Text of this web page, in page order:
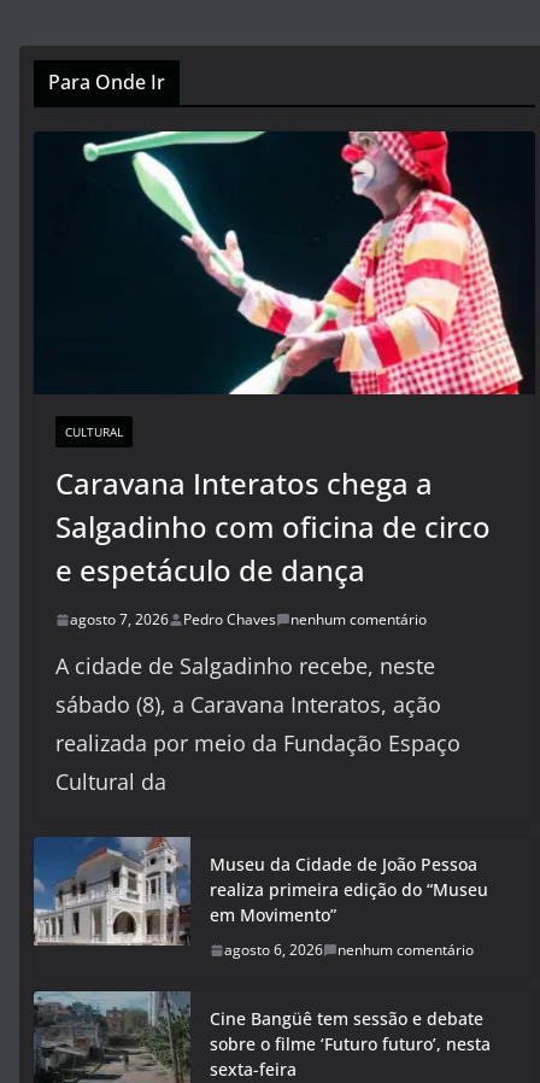
Para Onde Ir
CULTURAL
Caravana Interatos chega a
Salgadinho com oficina de circo
e espetáculo de dança
agosto 7, 2026 Pedro Chaves nenhum comentário
A cidade de Salgadinho recebe, neste
sábado (8), a Caravana Interatos, ação
realizada por meio da Fundação Espaço
Cultural da
Museu da Cidade de João Pessoa
realiza primeira edição do “Museu
em Movimento”
agosto 6, 2026 nenhum comentário
Cine Bangüê tem sessão e debate
sobre o filme ‘Futuro futuro’, nesta
sexta-feira